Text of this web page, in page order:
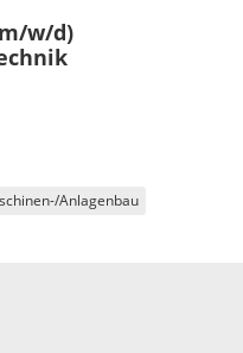
w/d)
Anlagenbau